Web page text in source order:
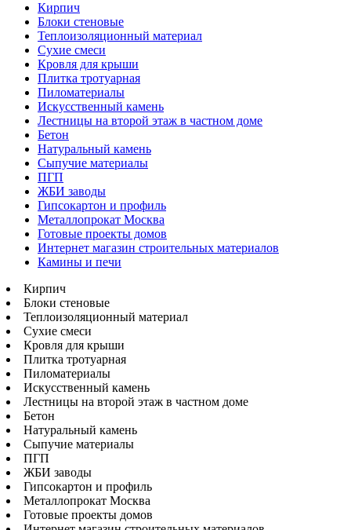
Кирпич
Блоки стеновые
Теплоизоляционный материал
Сухие смеси
Кровля для крыши
Плитка тротуарная
Пиломатериалы
Искусственный камень
Лестницы на второй этаж в частном доме
Бетон
Натуральный камень
Сыпучие материалы
ПГП
ЖБИ заводы
Гипсокартон и профиль
Металлопрокат Москва
Готовые проекты домов
Интернет магазин строительных материалов
Камины и печи
Кирпич
Блоки стеновые
Теплоизоляционный материал
Сухие смеси
Кровля для крыши
Плитка тротуарная
Пиломатериалы
Искусственный камень
Лестницы на второй этаж в частном доме
Бетон
Натуральный камень
Сыпучие материалы
ПГП
ЖБИ заводы
Гипсокартон и профиль
Металлопрокат Москва
Готовые проекты домов